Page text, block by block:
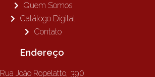
Quem Somos
Catálogo Digital
Contato
Endereço
Rua João Ropelatto, 390